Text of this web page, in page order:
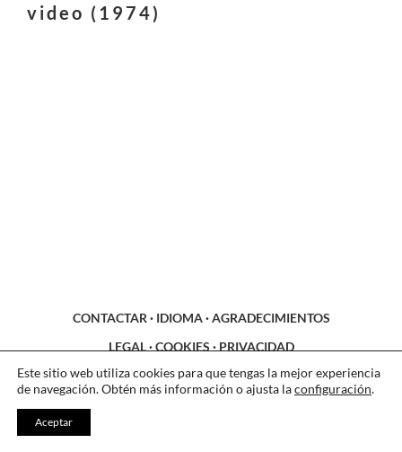
video (1974)
CONTACTAR · IDIOMA·AGRADECIMIENTOS
LEGAL·COOKIES · PRIVACIDAD
Este sitio web utiliza cookies para que tengas la mejor experiencia
de navegación. Obtén más información o ajusta laconfiguración.
Aceptar